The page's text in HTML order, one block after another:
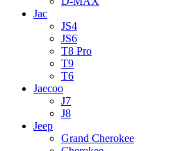
Jac
JS4
JS6
T8 Pro
T9
T6
Jaecoo
J7
J8
Jeep
Grand Cherokee